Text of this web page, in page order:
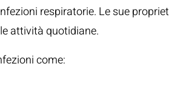
respiratorie. Le sue
attività quotidiane.
come: